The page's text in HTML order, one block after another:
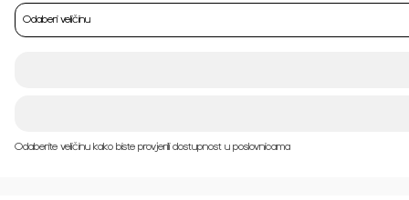
Odaberi veličinu
Odaberite veličinu kako biste provjerili dostupnost u poslovnicama